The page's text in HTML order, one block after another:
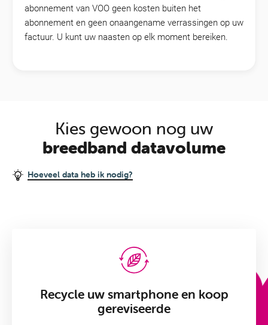
abonnement van VOO geen kosten buiten het
abonnement en geen onaangename verrassingen op uw
factuur. U kunt uw naasten op elk moment bereiken.
Kies gewoon nog uw
breedband datavolume
Hoeveel data heb ik nodig?
Recycle uw smartphone en koop
gereviseerde